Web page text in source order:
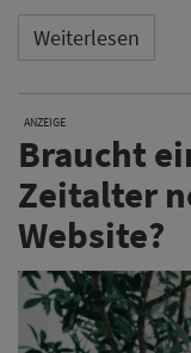
Weiterlesen
ANZEIGE
Braucht
Zeitalter
Website?